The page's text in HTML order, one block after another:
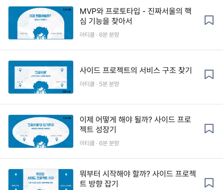
MVP와 프로토타입 - 진짜서울의 핵
심 기능을 찾아서
아티클 · 6분 분량
사이드 프로젝트의 서비스 구조 찾기
아티클 · 5분 분량
이제 어떻게 해야 될까? 사이드 프로
젝트 성장기
아티클 · 6분 분량
뭐부터 시작해야 할까? 사이드 프로젝
트 방향 잡기